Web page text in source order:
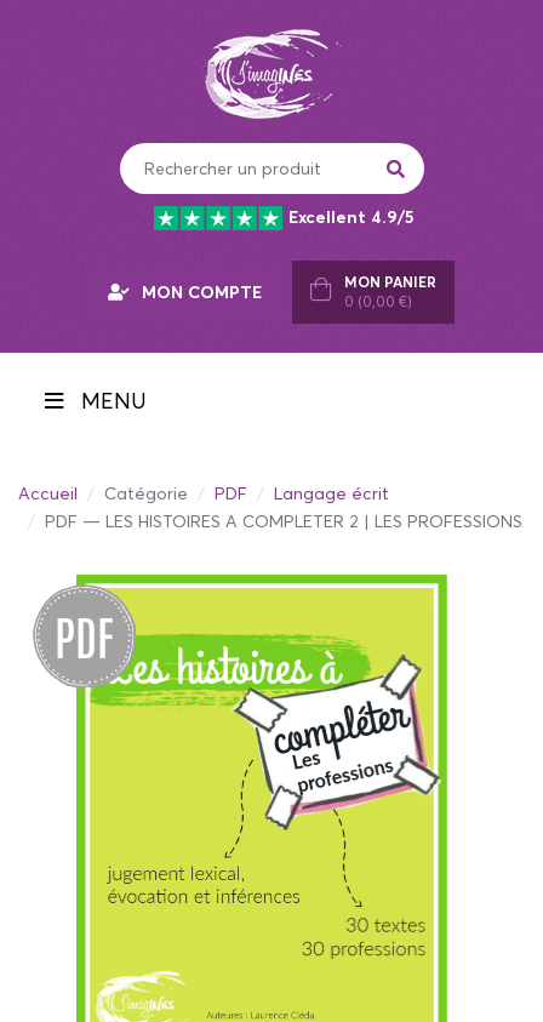
Excellent 4.9/5
MON COMPTE
MON PANIER
0 (0,00 €)
MENU
Accueil Catégorie PDF
Langage écrit
PDF — LES HISTOIRES A COMPLETER 2 | LES PROFESSIONS